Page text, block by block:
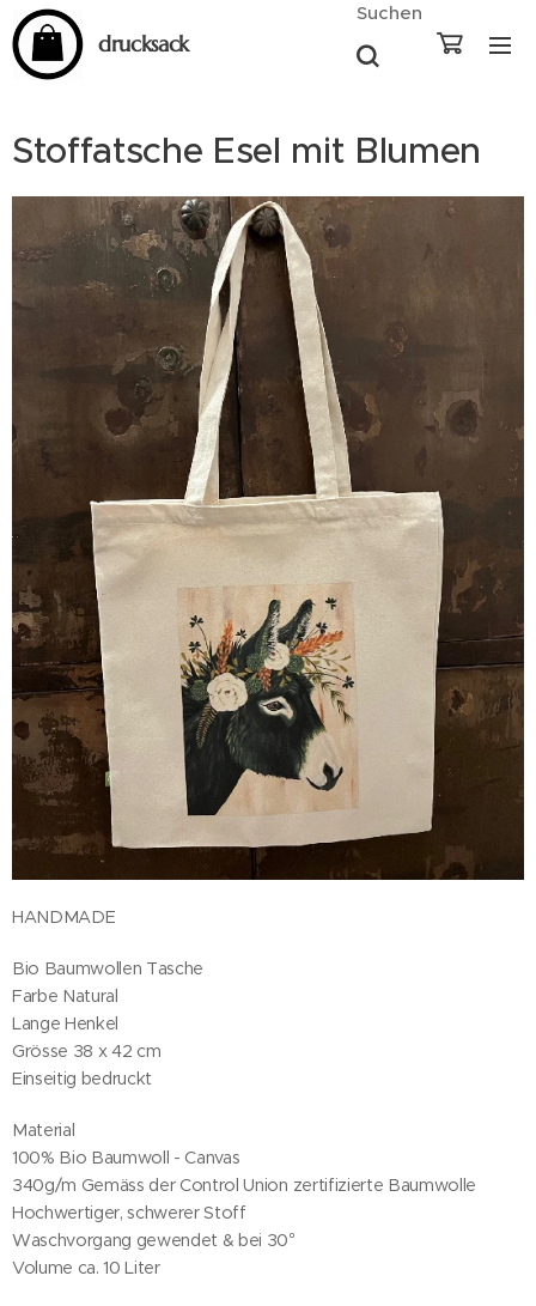
drucksack
Suchen
Stoffatsche Esel mit Blumen
HANDMADE
Bio Baumwollen Tasche
Farbe Natural
Lange Henkel
Grösse 38 x 42 cm
Einseitig bedruckt
Material
100% Bio Baumwoll - Canvas
340g/m Gemäss der Control Union zertifizierte Baumwolle
Hochwertiger, schwerer Stoff
Waschvorgang gewendet & bei 30°
Volume ca. 10 Liter